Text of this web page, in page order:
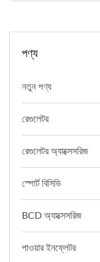
পণ্য
নতুন পণ্য
রেগুলেটর
রেগুলেটর অ্যাক্সেসরিজ
স্পোর্ট বিসিডি
BCD অ্যাক্সেসরিজ
পাওয়ার ইনফ্লেটর